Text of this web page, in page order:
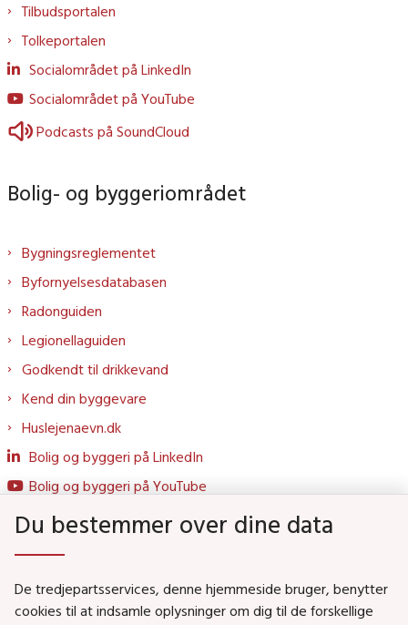
Tilbudsportalen
Tolkeportalen
Socialområdet på LinkedIn
Socialområdet på YouTube
Podcasts på SoundCloud
Bolig- og byggeriområdet
Bygningsreglementet
Byfornyelsesdatabasen
Radonguiden
Legionellaguiden
Godkendt til drikkevand
Kend din byggevare
Huslejenaevn.dk
Bolig og byggeri på LinkedIn
Bolig og byggeri på YouTube
Social- og Boligministeriet
Du bestemmer over dine data
De tredjepartsservices, denne hjemmeside bruger, benytter
cookies til at indsamle oplysninger om dig til de forskellige